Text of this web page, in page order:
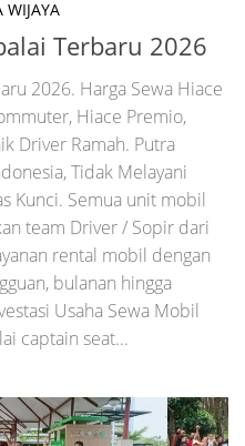
WIJAYA
Terbaru 2026
2026. Harga Sewa Hiace
Hiace Premio,
Driver Ramah. Putra
Tidak Melayani
Kunci. Semua unit mobil
team Driver / Sopir dari
rental mobil dengan
bulanan hingga
Usaha Sewa Mobil
captain seat...